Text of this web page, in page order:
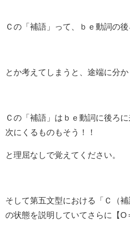
Ｃの「補語」って、ｂｅ動詞の
とか考えてしまうと、途端に分
Ｃの「補語」はｂｅ動詞に後ろ
次にくるものもそう！！
と理屈なしで覚えてください。
そして第五文型における「Ｃ（
の状態を説明していてさらに【O